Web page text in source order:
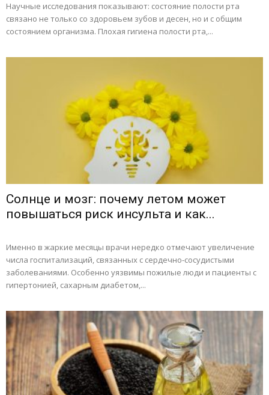
Научные исследования показывают: состояние полости рта
связано не только со здоровьем зубов и десен, но и с общим
состоянием организма. Плохая гигиена полости рта,...
Солнце и мозг: почему летом может
повышаться риск инсульта и как...
Именно в жаркие месяцы врачи нередко отмечают увеличение
числа госпитализаций, связанных с сердечно-сосудистыми
заболеваниями. Особенно уязвимы пожилые люди и пациенты с
гипертонией, сахарным диабетом,...